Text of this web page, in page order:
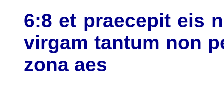
6:8 et praecepit eis
virgam tantum non
zona aes